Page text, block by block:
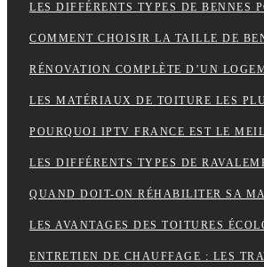
LES DIFFÉRENTS TYPES DE
QUAND DOIT-ON RÉHABILITER SA